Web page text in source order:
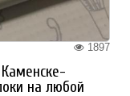
1897
на любой